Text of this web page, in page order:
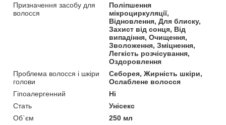
Призначення засобу для
волосся
Поліпшення
мікроциркуляції,
Відновлення, Для блиску,
Захист від сонця, Від
випадіння, Очищення,
Зволоження, Зміцнення,
Легкість розчісування,
Оздоровлення
Проблема волосся і шкіри
голови
Себорея, Жирність шкіри,
Ослаблене волосся
Гіпоалергенний
Ні
Стать
Унісекс
Об`єм
250 мл